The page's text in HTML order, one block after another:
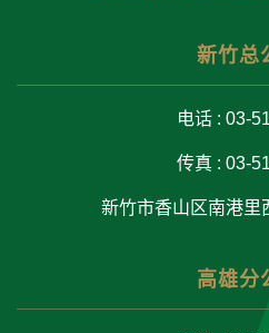
新竹总
电话 : 03-
传真 : 03-
新竹市香山区南港里
高雄分